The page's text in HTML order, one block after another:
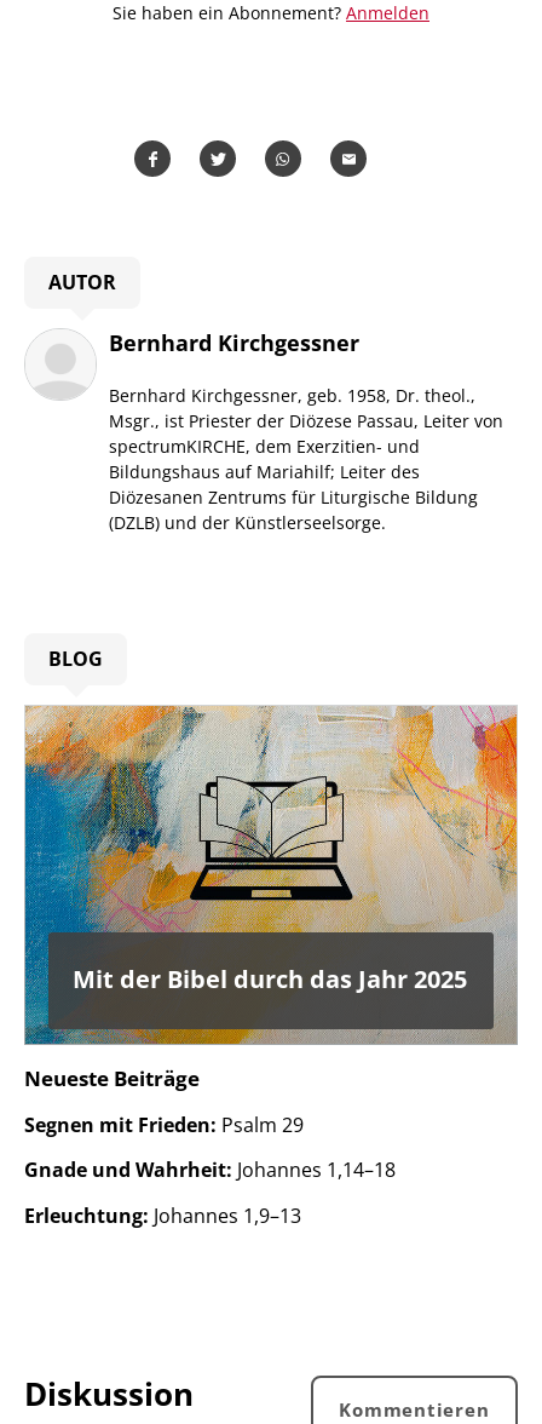
Sie haben ein Abonnement? Anmelden
AUTOR
Bernhard Kirchgessner
Bernhard Kirchgessner, geb. 1958, Dr. theol.,
Msgr., ist Priester der Diözese Passau, Leiter von
spectrumKIRCHE, dem Exerzitien- und
Bildungshaus auf Mariahilf; Leiter des
Diözesanen Zentrums für Liturgische Bildung
(DZLB) und der Künstlerseelsorge.
BLOG
Mit der Bibel durch das Jahr 2025
Neueste Beiträge
Segnen mit Frieden: Psalm 29
Gnade und Wahrheit: Johannes 1,14–18
Erleuchtung: Johannes 1,9–13
Diskussion Kommentieren